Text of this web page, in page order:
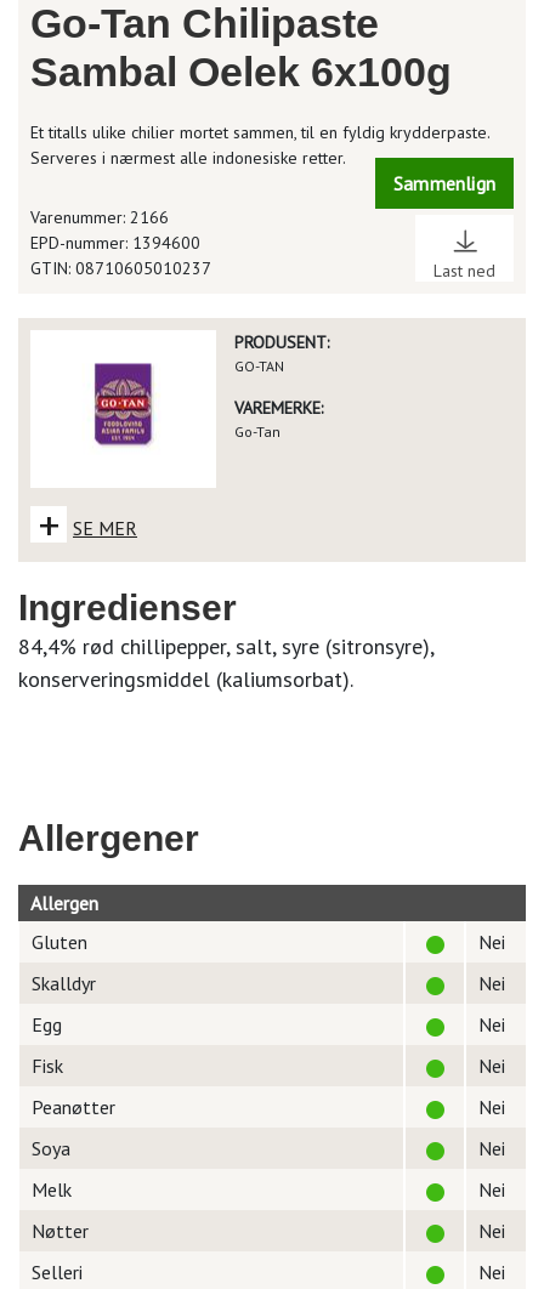
Go-Tan Chilipaste
Sambal Oelek 6x100g
Et titalls ulike chilier mortet sammen, til en fyldig krydderpaste.
Serveres i nærmest alle indonesiske retter.
Sammenlign
Last ned
Varenummer: 2166
EPD-nummer: 1394600
GTIN: 08710605010237
PRODUSENT:
GO-TAN
VAREMERKE:
Go-Tan
+ SE MER
Ingredienser
84,4% rød chillipepper, salt, syre (sitronsyre),
konserveringsmiddel (kaliumsorbat).
Allergener
Allergen
Gluten
Nei
Skalldyr
Nei
Egg
Nei
Fisk
Nei
Peanøtter
Nei
Soya
Nei
Melk
Nei
Nøtter
Nei
Selleri
Nei